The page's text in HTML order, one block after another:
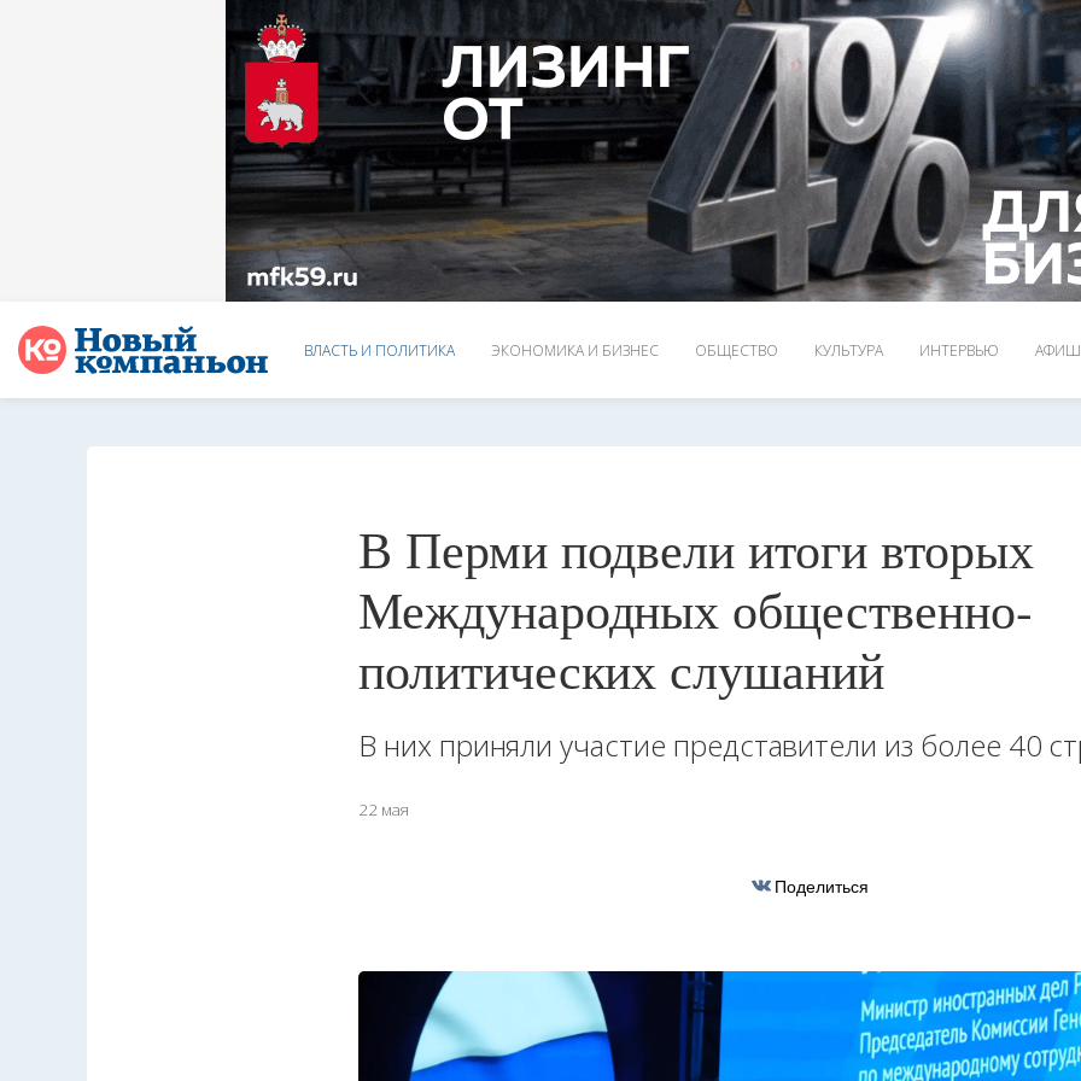
ВЛАСТЬ И ПОЛИТИКА ЭКОНОМИКА И БИЗНЕС ОБЩЕСТВО КУЛЬТУРА ИНТЕРВЬЮ
В Перми подвели итоги вторых
Международных общественно-
политических слушаний
В них приняли участие представители из более 40
22 мая
Поделиться